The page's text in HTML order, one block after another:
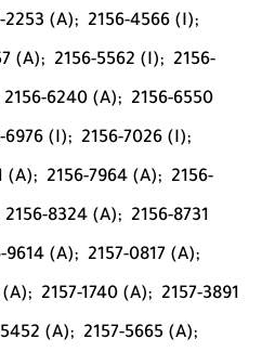
2253 (A); 2156-4566 (I);
(A); 2156-5562 (I); 2156-
2156-6240 (A); 2156-6550
6976 (I); 2156-7026 (I);
(A); 2156-7964 (A); 2156-
2156-8324 (A); 2156-8731
9614 (A); 2157-0817 (A);
(A); 2157-1740 (A); 2157-3891
(A); 2157-5665 (A);